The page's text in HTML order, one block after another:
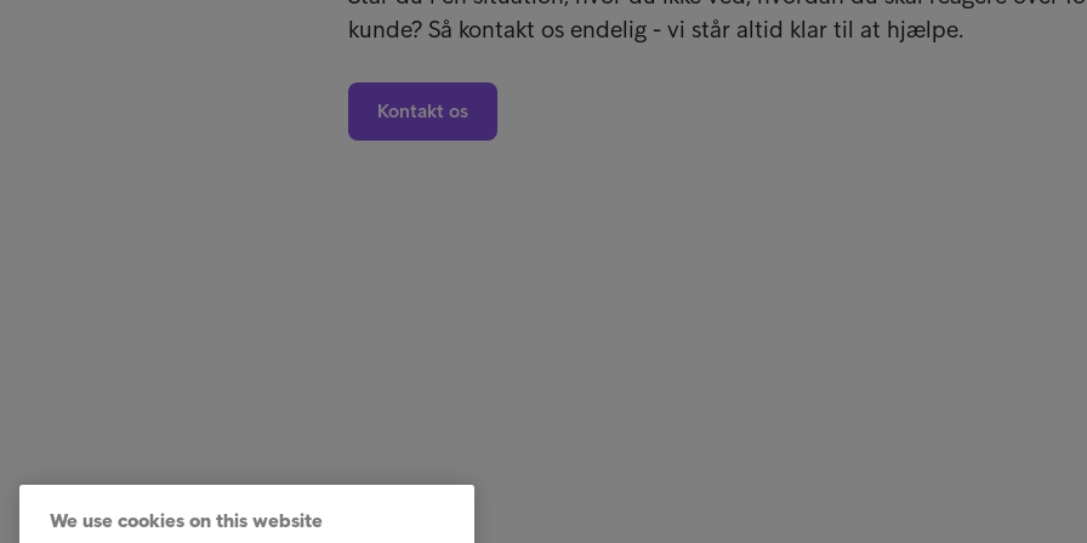
kunde? Så kontakt os endelig - vi står altid klar til at hjælpe.
Kontakt os
Vores services
We use cookies on this website